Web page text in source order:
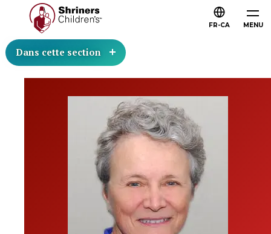
MENU
FR-CA
Dans cette section